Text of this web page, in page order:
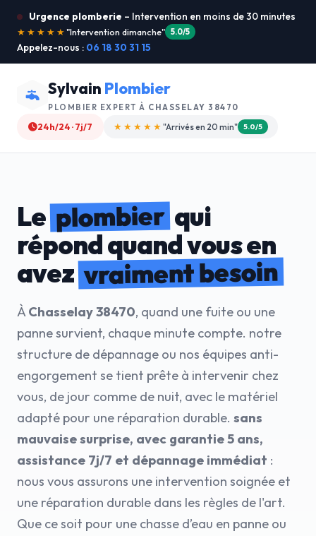
Urgence plomberie – Intervention en moins de 30 minutes
★★★★★"Je recommande !" 4.9/5
Appelez-nous : 06 18 30 31 15
Sylvain Plombier
PLOMBIER EXPERT À CHASSELAY 38470
24h/24 · 7j/7 ★★★★☆ "Devis gratuit" 4.8/5
Leplombierqui
répond quand vous en
avezvraiment besoin
ÀChasselay 38470, quand une fuite ou une
panne survient, chaque minute compte. notre
structure de dépannage ou nos équipes anti-
engorgement se tient prête à intervenir chez
vous, de jour comme de nuit, avec le matériel
adapté pour une réparation durable. sans
mauvaise surprise, avec garantie 5 ans,
assistance 7j/7 et dépannage immédiat :
nous vous assurons une intervention soignée et
une réparation durable dans les règles de l'art.
Que ce soit pour une chasse d’eau en panne ou